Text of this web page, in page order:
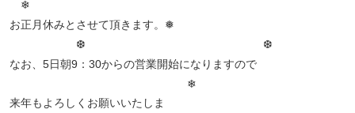
❄
お正月休みとさせて頂きます。❅
❆ ❆
なお、5日朝9：30からの営業開始になりますので
❄
来年もよろしくお願いいたしま